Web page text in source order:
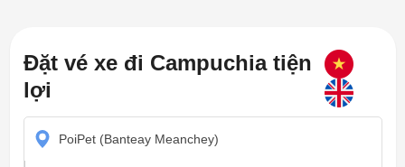
Đặt vé xe đi Campuchia tiện
lợi
PoiPet (Banteay Meanchey)